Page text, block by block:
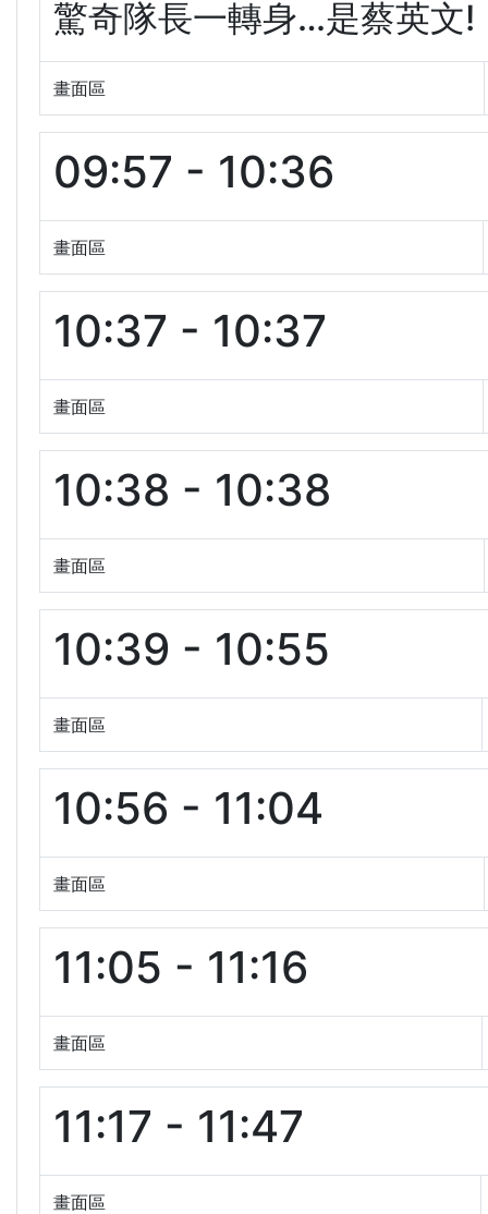
驚奇隊長一轉身…是蔡英文
畫面區
09:57 - 10:36
畫面區
10:37 - 10:37
畫面區
10:38 - 10:38
畫面區
10:39 - 10:55
畫面區
10:56 - 11:04
畫面區
11:05 - 11:16
畫面區
11:17 - 11:47
畫面區